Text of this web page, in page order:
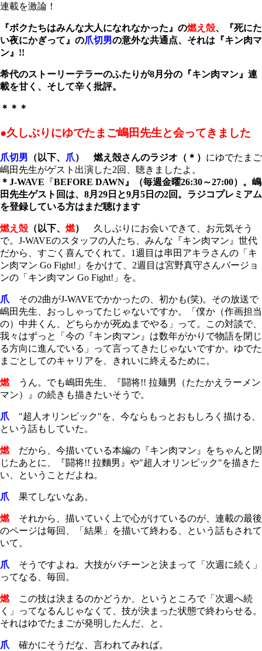
連載を激論！
『ボクたちはみんな大人になれなかった』の燃え殻、
『死にた
い夜にかぎって』の爪切男の意外な共通点、それは『キン肉マ
ン』!!
希代のストーリーテラーのふたりが8月分の『キン肉マン』連
載を甘く、そして辛く批評。
＊＊＊
●久しぶりにゆでたまご嶋田先生と会ってきました
爪切男 （以下、 爪） 燃え殻さんのラジオ（＊） にゆでたまご
嶋田先生がゲスト出演した2回、聴きましたよ。
＊J-WAVE 『BEFORE DAWN』（毎週金曜26:30～27:00）。嶋
田先生ゲスト回は、8月29日と9月5日の2回。ラジコプレミアム
を登録している方はまだ聴けます
燃え殻（以下、 燃）
久しぶりにお会いできて、お元気そう
で。J-WAVEのスタッフの人たち、みんな『キン肉マン』世代
だから、すごく喜んでくれて。1週目は串田アキラさんの「キ
ン肉マン Go Fight!」をかけて、2週目は宮野真守さんバージョ
ンの「キン肉マン Go Fight!」を。
爪 その2曲がJ-WAVEでかかったの、初かも(笑)。その放送で
嶋田先生、おっしゃってたじゃないですか。「僕か（作画担当
の）中井くん、どちらかが死ぬまでやる」って。この対談で、
我々はずっと「今の『キン肉マン』は数年がかりで物語を閉じ
る方向に進んでいる」って言ってきたじゃないですか。ゆでた
まごとしてのキャリアを、きれいに終えるために。
燃うん。でも嶋田先生、『闘将!! 拉麺男（たたかえラーメン
マン）』の続きも描きたいそうで。
爪 "超人オリンピック"を、今ならもっとおもしろく描ける、
という話もしていた。
燃だから、今描いている本編の『キン肉マン』をちゃんと閉
じたあとに、『闘将!! 拉麵男』や"超人オリンピック"を描きた
い、ということだよね。
爪 果てしないなあ。
燃それから、描いていく上で心がけているのが、連載の最後
のページは毎回、「結果」を描いて終わる、という話もされて
いて。
爪 そうですよね。大技がバチーンと決まって「次週に続く」
ってなる、毎回。
燃この技は決まるのかどうか、というところで「次週へ続
く」ってなるんじゃなくて、技が決まった状態で終わらせる。
それはゆでたまごが発明したんだ、と。
爪 確かにそうだな、言われてみれば。